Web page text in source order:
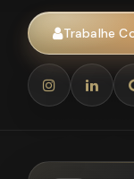
Trabalhe